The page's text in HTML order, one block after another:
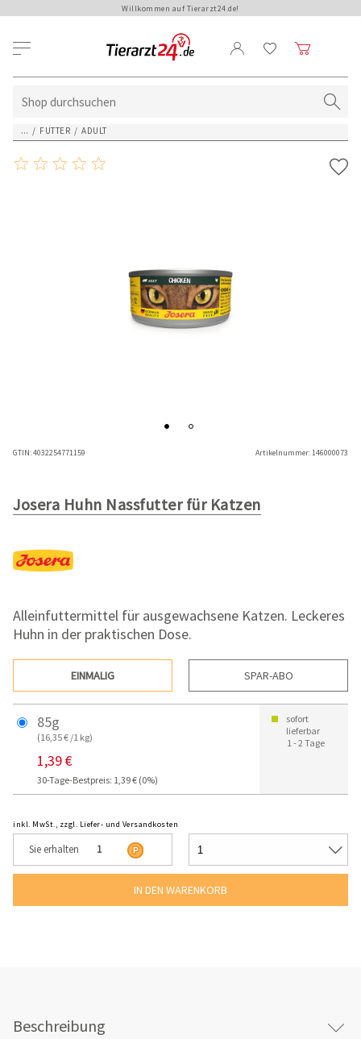
Willkommen auf Tierarzt24.de!
... / FUTTER / ADULT
GTIN:4032254771159 Artikelnummer:146000073
Josera Huhn Nassfutter für Katzen
Alleinfuttermittel für ausgewachsene Katzen. Leckeres
Huhn in der praktischen Dose.
EINMALIG SPAR-ABO
85g
(16,35 € /1 kg)
1,39 €
30-Tage-Bestpreis: 1,39 € (0%)
sofort
lieferbar
1 - 2 Tage
inkl. MwSt., zzgl. Liefer- und Versandkosten
Sie erhalten 1
Beschreibung